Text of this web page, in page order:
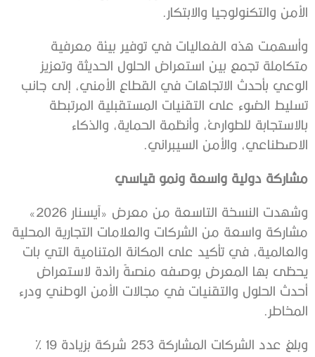
الأمن والتكنولوجيا والابتكار.
وأسهمت هذه الفعاليات في توفير بيئة معرفية
متكاملة تجمع بين استعراض الحلول الحديثة وتعزيز
الوعي بأحدث الاتجاهات في القطاع الأمني، إلى جانب
تسليط الضوء على التقنيات المستقبلية المرتبطة
بالاستجابة للطوارئ، وأنظمة الحماية، والذكاء
الاصطناعي، والأمن السيبراني.
مشاركة دولية واسعة ونمو قياسي
وشهدت النسخة التاسعة من معرض «آيسنار 2026»
مشاركة واسعة من الشركات والعلامات التجارية المحلية
والعالمية، في تأكيد على المكانة المتنامية التي بات
يحظى بها المعرض بوصفه منصةً رائدة لاستعراض
أحدث الحلول والتقنيات في مجالات الأمن الوطني ودرء
المخاطر.
وبلغ عدد الشركات المشاركة 253 شركة بزيادة 19 %